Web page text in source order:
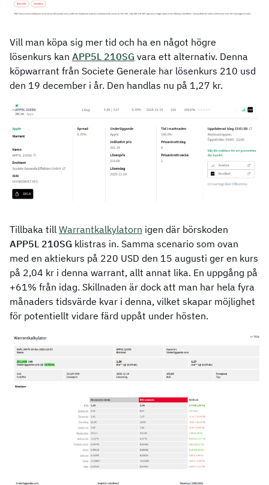
Vill man köpa sig mer tid och ha en något högre
lösenkurs kan APP5L 210SG vara ett alternativ. Denna
köpwarrant från Societe Generale har lösenkurs 210 usd
den 19 december i år. Den handlas nu på 1,27 kr.
Tillbaka till Warrantkalkylatorn igen där börskoden
APP5L 210SG klistras in. Samma scenario som ovan
med en aktiekurs på 220 USD den 15 augusti ger en kurs
på 2,04 kr i denna warrant, allt annat lika. En uppgång på
+61% från idag. Skillnaden är dock att man har hela fyra
månaders tidsvärde kvar i denna, vilket skapar möjlighet
för potentiellt vidare färd uppåt under hösten.